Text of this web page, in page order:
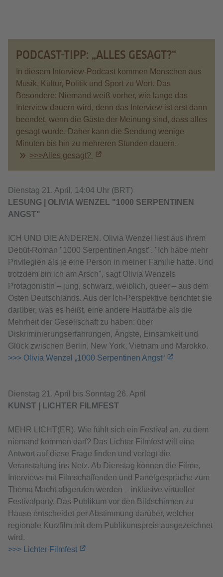
PODCAST-TIPP: „ALLES GESAGT?“
In diesem Interview-Podcast kommen Menschen aus
Musik, Kultur, Politik und Sport zu Wort. Das
Besondere: Niemand weiß vorher, wie lange das
Interview dauern wird, denn das Interview ist erst dann
beendet, wenn die Gäste der Meinung sind, dass alles
gesagt wurde. Daher kann die Sendung wenige
Minuten bis hin zu mehreren Stunden dauern.
>>>Alles gesagt?
Dienstag 21. April, 14:04 Uhr (BRT)
LESUNG | OLIVIA WENZEL "1000 SERPENTINEN
ANGST"
ICH UND DIE ANDEREN. Olivia Wenzel liest aus ihrem
Debüt-Roman "1000 Serpentinen Angst". "Ich habe mehr
Privilegien als je eine Person in meiner Familie hatte. Und
trotzdem bin ich am Arsch", sagt Olivia Wenzels
Protagonistin – jung, schwarz, weiblich, queer – aus dem
Osten Deutschlands. Aus der Ich-Perspektive berichtet sie
darüber, was es heißt, eine andere Hautfarbe als die
Mehrheit der Gesellschaft zu haben: über
Diskriminierungserfahrungen, Ängste, Einsamkeit und
Glück zwischen Berlin, New York, Vietnam und Marokko.
>>> Olivia Wenzel „1000 Serpentinen Angst“
Dienstag 21. April bis Sonntag 26. April
KUNST | LICHTER FILMFEST
MEHR LICHT(ER). Wie fühlt sich ein Festival an, zu dem
niemand kommen darf? Das Lichter Filmfest will eine
Antwort auf diese Frage finden und verlegt die
Veranstaltung ins Netz. Ab Dienstag können die Filme,
Interviews mit Filmschaffenden und Panelgespräche zum
Thema Macht abgerufen werden – inklusive virtueller
Festivalparty. Das Publikum vor den Bildschirmen zu
Hause entscheidet per Abstimmung darüber, welcher
regionale Kurzfilm mit dem Publikumspreis ausgezeichnet
wird.
>>> Lichter Filmfest